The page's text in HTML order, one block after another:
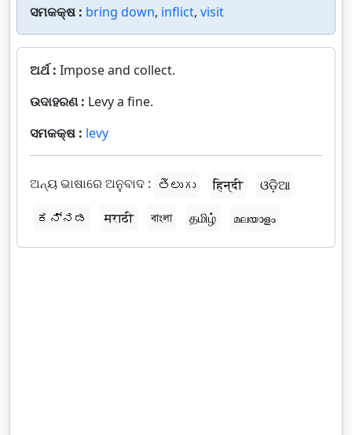
ସମକକ୍ଷ : bring down, inflict, visit
ଅର୍ଥ : Impose and collect.
ଉଦାହରଣ : Levy a fine.
ସମକକ୍ଷ : levy
ଅନ୍ୟ ଭାଷାରେ ଅନୁବାଦ : తెలుగు हिन्दी
ଓଡ଼ିଆ
ಕನ್ನಡ
मराठी বাংলা தமிழ் മലയാളം